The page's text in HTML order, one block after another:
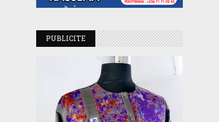
PUBLICITE